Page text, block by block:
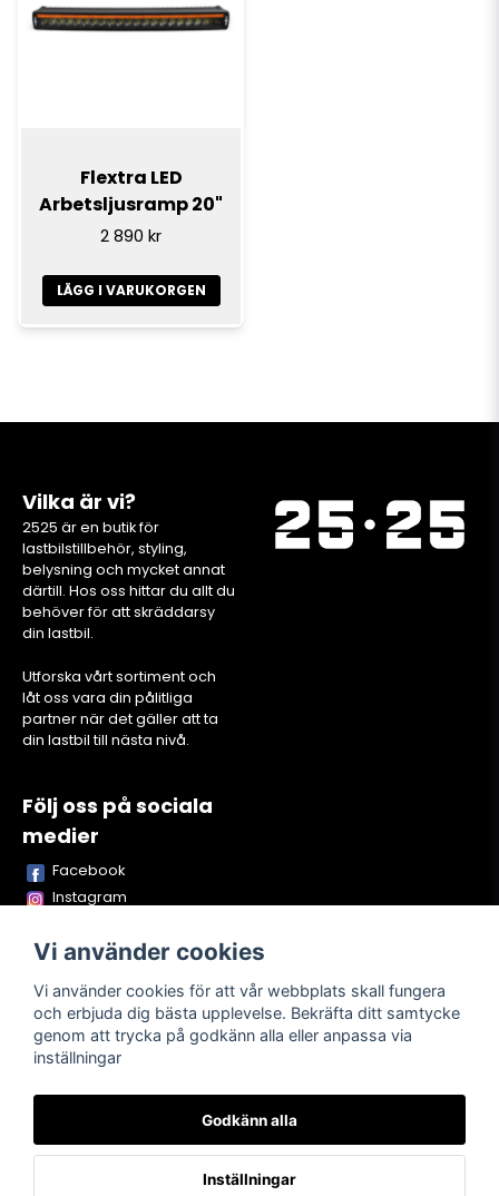
Flextra LED
Arbetsljusramp 20"
2 890 kr
LÄGG I VARUKORGEN
Vilka är vi?
2525 är en butik för
lastbilstillbehör, styling,
belysning och mycket annat
därtill. Hos oss hittar du allt du
behöver för att skräddarsy
din lastbil.
Utforska vårt sortiment och
låt oss vara din pålitliga
partner när det gäller att ta
din lastbil till nästa nivå.
Följ oss på sociala
medier
Facebook
Instagram
TikTok
Köpvillkor Kontakta oss Om oss
Vi använder cookies
Vi använder cookies för att vår webbplats skall fungera
och erbjuda dig bästa upplevelse. Bekräfta ditt samtycke
genom att trycka på godkänn alla eller anpassa via
inställningar
Godkänn alla
Inställningar